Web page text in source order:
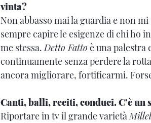
vinta?
Non abbasso mai la guardia e non
sempre capire le esigenze di chi ho
me stessa.Detto Fatto è una palestra
continuamente senza perdere la
ancora migliorare, fortificarmi.
Canti, balli, reciti, conduci. C’è un
Riportare in tv il grande varietà